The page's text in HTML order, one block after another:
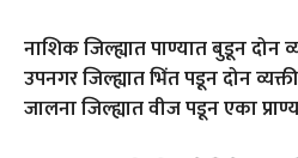
नाशिक जिल्ह्यात पाण्यात बुडून दोन
उपनगर जिल्ह्यात भिंत पडून दोन
जालना जिल्ह्यात वीज पडून एका